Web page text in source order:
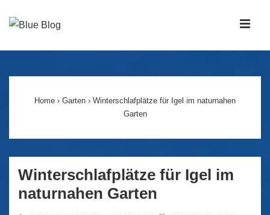
Zum
Navigation
Home › Garten › Winterschlafplätze für Igel im naturnahen
Garten
Winterschlafplätze für Igel im
naturnahen Garten